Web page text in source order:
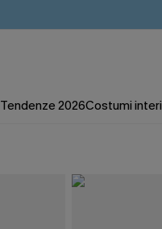
Tendenze 2026Costumi interi